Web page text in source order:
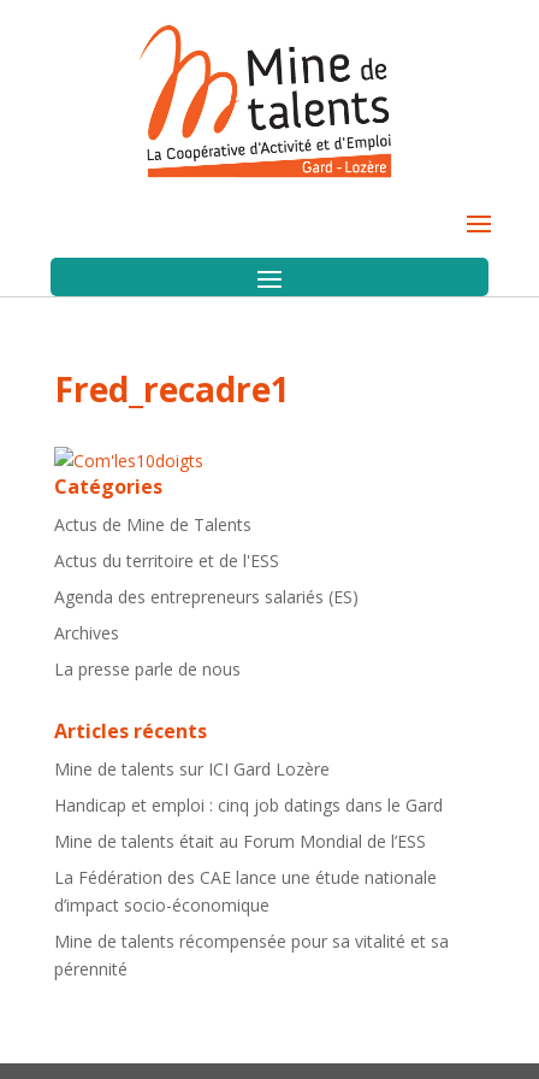
Fred_recadre1
Catégories
Actus de Mine de Talents
Actus du territoire et de l'ESS
Agenda des entrepreneurs salariés (ES)
Archives
La presse parle de nous
Articles récents
Mine de talents sur ICI Gard Lozère
Handicap et emploi : cinq job datings dans le Gard
Mine de talents était au Forum Mondial de l’ESS
La Fédération des CAE lance une étude nationale
d’impact socio-économique
Mine de talents récompensée pour sa vitalité et sa
pérennité